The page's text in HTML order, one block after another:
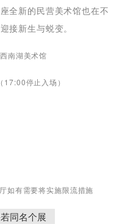
全新的民营美术馆也在不
接新生与蜕变。
南湖美术馆
停止入场）
如有需要将实施限流措施
同名个展